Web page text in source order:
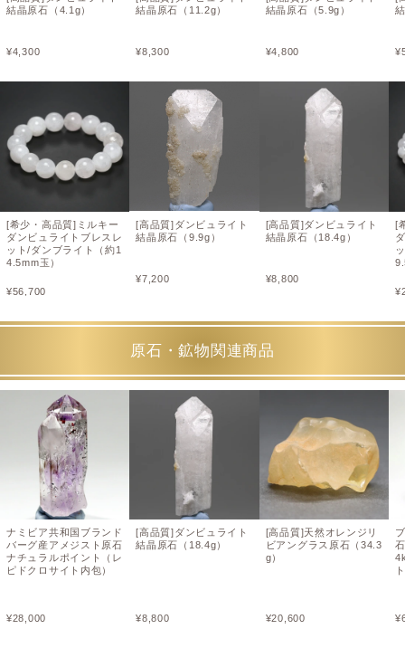
結晶原石（4.1g）
¥4,300
[希少・高品質]ミルキー
ダンビュライトブレスレ
ット/ダンブライト（約1
4.5mm玉）
¥56,700
結晶原石（11.2g）
¥8,300
[高品質]ダンビュライト
結晶原石（9.9g）
¥7,200
結晶原石（5.9g）
¥4,800
[高品質]ダンビュライト
結晶原石（18.4g）
¥8,800
¥
[
¥
原石・鉱物関連商品
ナミビア共和国ブランド
バーグ産アメジスト原石
ナチュラルポイント（レ
ピドクロサイト内包）
¥28,000
[高品質]ダンビュライト
結晶原石（18.4g）
¥8,800
[高品質]天然オレンジリ
ビアングラス原石（34.3
g）
¥20,600 ¥